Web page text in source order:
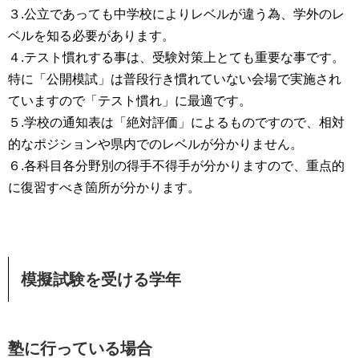
３.公立であっても中学校によりレベルが違う為、学外のレ
ベルを知る必要があります。
４.テスト慣れする事は、受験対策上とても重要な事です。
特に「公開模試」は普段行き慣れていない会場で実施され
ていますので「テスト慣れ」に最適です。
５.学校の通知表は「絶対評価」によるものですので、相対
的なポジションや県内でのレベルが分かりません。
６.各科目各分野別の得手不得手が分かりますので、重点的
に復習すべき箇所が分かります。
模擬試験を受ける学年
塾に行っている場合